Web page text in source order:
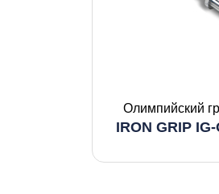
Олимпийский
IRON GRIP